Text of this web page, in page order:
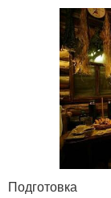
Подготовка